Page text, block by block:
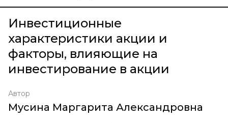
Инвестиционные
характеристики акции и
факторы, влияющие на
инвестирование в акции
Автор
Мусина Маргарита Александровна